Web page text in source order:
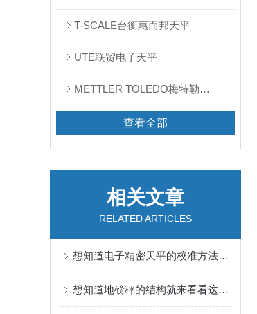
T-SCALE台衡惠而邦天平
UTE联贸电子天平
METTLER TOLEDO梅特勒天平
查看全部
相关文章
RELATED ARTICLES
想知道电子精密天平的校准方法看看这些吧
想知道地磅秤的结构就来看看这些吧